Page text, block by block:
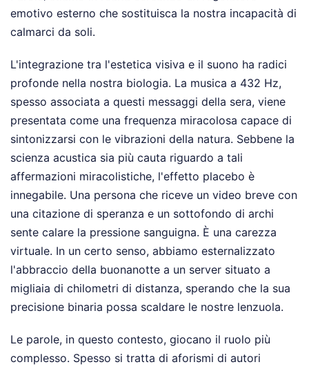
emotivo esterno che sostituisca la nostra incapacità di
calmarci da soli.
L'integrazione tra l'estetica visiva e il suono ha radici
profonde nella nostra biologia. La musica a 432 Hz,
spesso associata a questi messaggi della sera, viene
presentata come una frequenza miracolosa capace di
sintonizzarsi con le vibrazioni della natura. Sebbene la
scienza acustica sia più cauta riguardo a tali
affermazioni miracolistiche, l'effetto placebo è
innegabile. Una persona che riceve un video breve con
una citazione di speranza e un sottofondo di archi
sente calare la pressione sanguigna. È una carezza
virtuale. In un certo senso, abbiamo esternalizzato
l'abbraccio della buonanotte a un server situato a
migliaia di chilometri di distanza, sperando che la sua
precisione binaria possa scaldare le nostre lenzuola.
Le parole, in questo contesto, giocano il ruolo più
complesso. Spesso si tratta di aforismi di autori